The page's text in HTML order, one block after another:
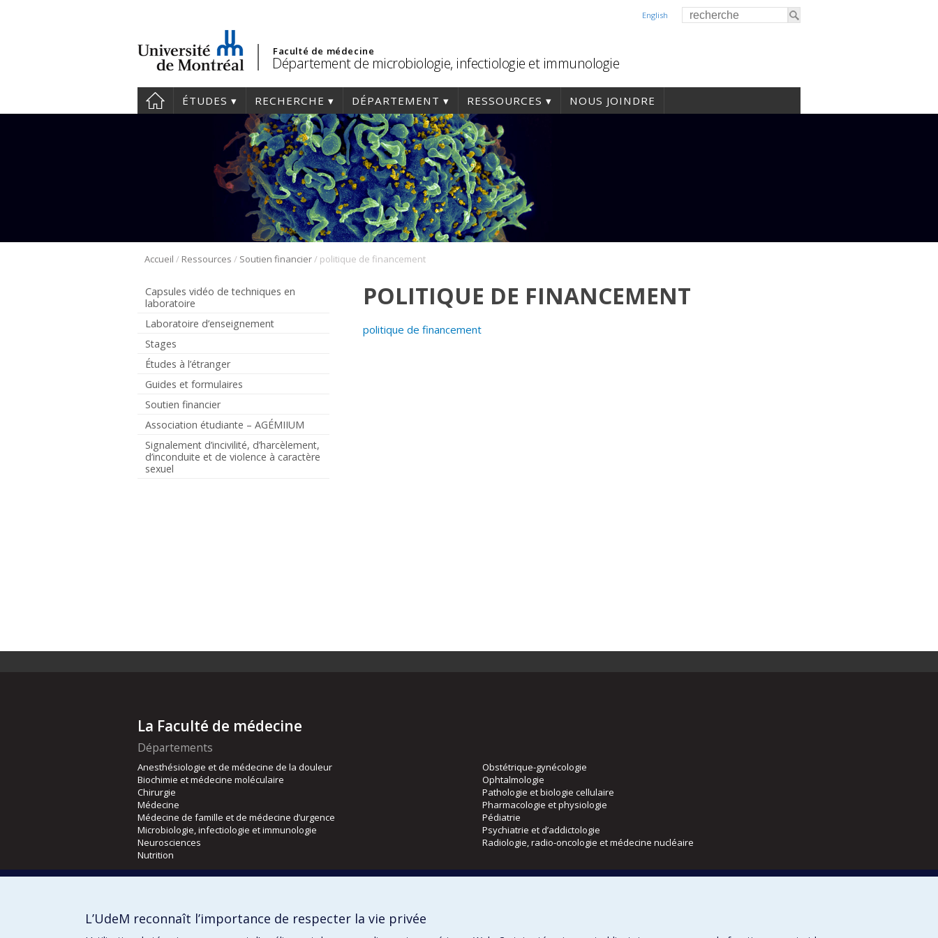
English
Faculté de médecine
Département de microbiologie, infectiologie et immunologie
ÉTUDES RECHERCHE DÉPARTEMENT RESSOURCES NOUS JOINDRE
Accueil / Ressources / Soutien financier/ politique de financement
Capsules vidéo de techniques en
laboratoire
Laboratoire d’enseignement
Stages
Études à l’étranger
Guides et formulaires
Soutien financier
Association étudiante – AGÉMIIUM
Signalement d’incivilité, d’harcèlement,
d’inconduite et de violence à caractère
sexuel
POLITIQUE DE FINANCEMENT
politique de financement
La Faculté de médecine
Départements
Anesthésiologie et de médecine de la douleur
Biochimie et médecine moléculaire
Chirurgie
Médecine
Médecine de famille et de médecine d’urgence
Microbiologie, infectiologie et immunologie
Neurosciences
Nutrition
Obstétrique-gynécologie
Ophtalmologie
Pathologie et biologie cellulaire
Pharmacologie et physiologie
Pédiatrie
Psychiatrie et d’addictologie
Radiologie, radio-oncologie et médecine nucléaire
Orthophonie et audiologie
L’UdeM reconnaît l’importance de respecter la vie privée